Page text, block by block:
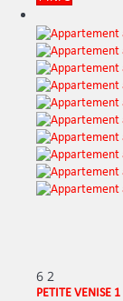
6 2
PETITE VENISE 1